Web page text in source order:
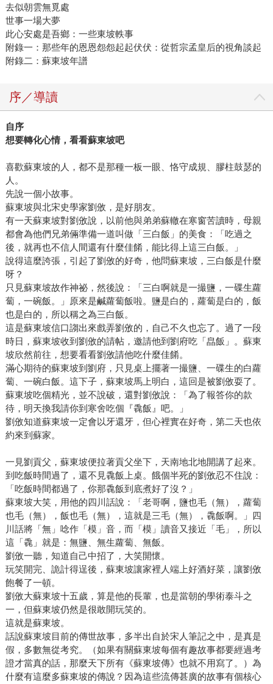
去似朝雲無覓處
世事一場大夢
此心安處是吾鄉：一些東坡軼事
附錄一：那些年的恩恩怨怨起起伏伏：從哲宗孟皇后的視角談起
附錄二：蘇東坡年譜
序／導讀
自序
想要轉化心情，看看蘇東坡吧
喜歡蘇東坡的人，都不是那種一板一眼、恪守成規、膠柱鼓瑟的
人。
先說一個小故事。
蘇東坡與北宋史學家劉攽，是好朋友。
有一天蘇東坡對劉攽說，以前他與弟弟蘇轍在寒窗苦讀時，母親
都會為他們兄弟倆準備一道叫做「三白飯」的美食：「吃過之
後，就再也不信人間還有什麼佳餚，能比得上這三白飯。」
說得這麼誇張，引起了劉攽的好奇，他問蘇東坡，三白飯是什麼
呀？
只見蘇東坡故作神祕，然後說：「三白啊就是一撮鹽，一碟生蘿
蔔，一碗飯。」原來是鹹蘿蔔飯啦。鹽是白的，蘿蔔是白的，飯
也是白的，所以稱之為三白飯。
這是蘇東坡信口謅出來戲弄劉攽的，自己不久也忘了。過了一段
時日，蘇東坡收到劉攽的請帖，邀請他到劉府吃「皛飯」。蘇東
坡欣然前往，想要看看劉攽請他吃什麼佳餚。
滿心期待的蘇東坡到劉府，只見桌上擺著一撮鹽、一碟生的白蘿
蔔、一碗白飯。這下子，蘇東坡馬上明白，這回是被劉攽耍了。
蘇東坡吃個精光，並不說破，還對劉攽說：「為了報答你的款
待，明天換我請你到寒舍吃個『毳飯』吧。」
劉攽知道蘇東坡一定會以牙還牙，但心裡實在好奇，第二天也依
約來到蘇家。
一見劉貢父，蘇東坡便拉著貢父坐下，天南地北地開講了起來。
到吃飯時間過了，還不見毳飯上桌。餓個半死的劉攽忍不住說：
「吃飯時間都過了，你那毳飯到底煮好了沒？」
蘇東坡大笑，用他的四川話說：「老哥啊，鹽也毛（無），蘿蔔
也毛（無），飯也毛（無），這就是三毛（無），毳飯啊。」四
川話將「無」唸作「模」音，而「模」讀音又接近「毛」，所以
這「毳」就是：無鹽、無生蘿蔔、無飯。
劉攽一聽，知道自己中招了，大笑開懷。
玩笑開完、詭計得逞後，蘇東坡讓家裡人端上好酒好菜，讓劉攽
飽餐了一頓。
劉攽大蘇東坡十五歲，算是他的長輩，也是當朝的學術泰斗之
一，但蘇東坡仍然是很敢開玩笑的。
這就是蘇東坡。
話說蘇東坡目前的傳世故事，多半出自於宋人筆記之中，是真是
假，多數無從考究。（如果有關蘇東坡每個有趣故事都要經過考
證才當真的話，那麼天下所有《蘇東坡傳》也就不用寫了。）為
什麼有這麼多蘇東坡的傳說？因為這些流傳甚廣的故事有個核心